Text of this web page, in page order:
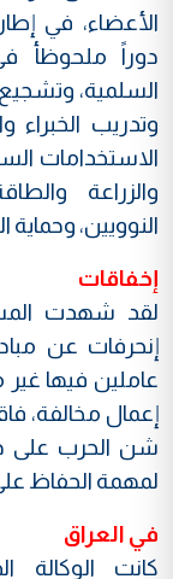
الأعضاء، في
دوراً ملحوظأ
السلمية،
وتدريب الخبراء
الاستخدامات
والزراعة
النوويين، وحماية
إخفاقات
لقد شهدت
إنحرفات عن
عاملين فيها
إعمال مخالفة،
شن الحرب على
لمهمة الحفاظ
في العراق
كانت الوكالة